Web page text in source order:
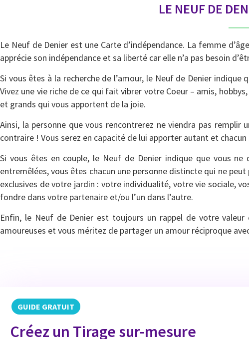
LE NEUF DE
Le Neuf de Denier est une Carte d’indépendance. La femme
apprécie son indépendance et sa liberté car elle n’a pas besoin
Si vous êtes à la recherche de l’amour, le Neuf de Denier
Vivez une vie riche de ce qui fait vibrer votre Coeur – amis,
et grands qui vous apportent de la joie.
Ainsi, la personne que vous rencontrerez ne viendra pas
contraire ! Vous serez en capacité de lui apporter autant et chacun
Si vous êtes en couple, le Neuf de Denier indique que vous
entremêlées, vous êtes chacun une personne distincte qui ne
exclusives de votre jardin : votre individualité, votre vie sociale,
fondre dans votre partenaire et/ou l’un dans l’autre.
Enfin, le Neuf de Denier est toujours un rappel de votre
amoureuses et vous méritez de partager un amour réciproque
GUIDE GRATUIT
Créez un Tirage sur-mesure